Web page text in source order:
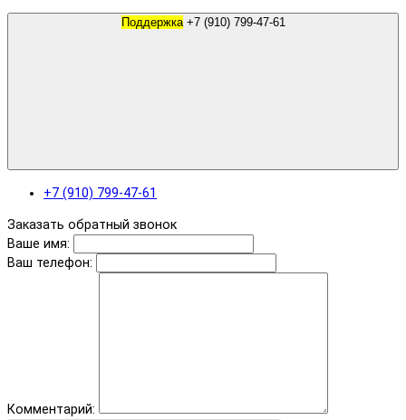
Поддержка +7 (910) 799-47-61
+7 (910) 799-47-61
Заказать обратный звонок
Ваше имя:
Ваш телефон:
Комментарий: